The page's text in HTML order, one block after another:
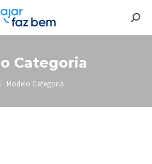
Categoria
aqui:
Modelo Categoria